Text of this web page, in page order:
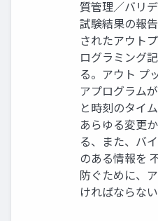
質管理／バリ
試験結果の報
されたアウト
ログラミング
る。アウト プ
アプログラム
と時刻のタイ
あらゆる変更
る、また、バ
のある情報を
防ぐために、
ければならな